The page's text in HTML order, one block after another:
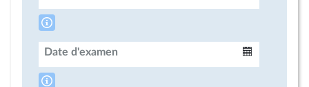
Date d'examen